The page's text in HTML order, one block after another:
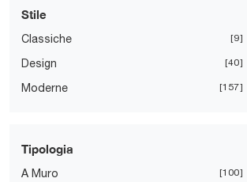
Stile
Classiche 9
Design 40
Moderne 157
Tipologia
A Muro 100